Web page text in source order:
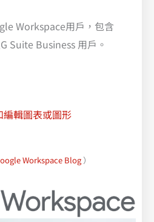
Workspace用戶，包含
Suite Business 用戶。
輯圖表或圖形
Workspace Blog ）